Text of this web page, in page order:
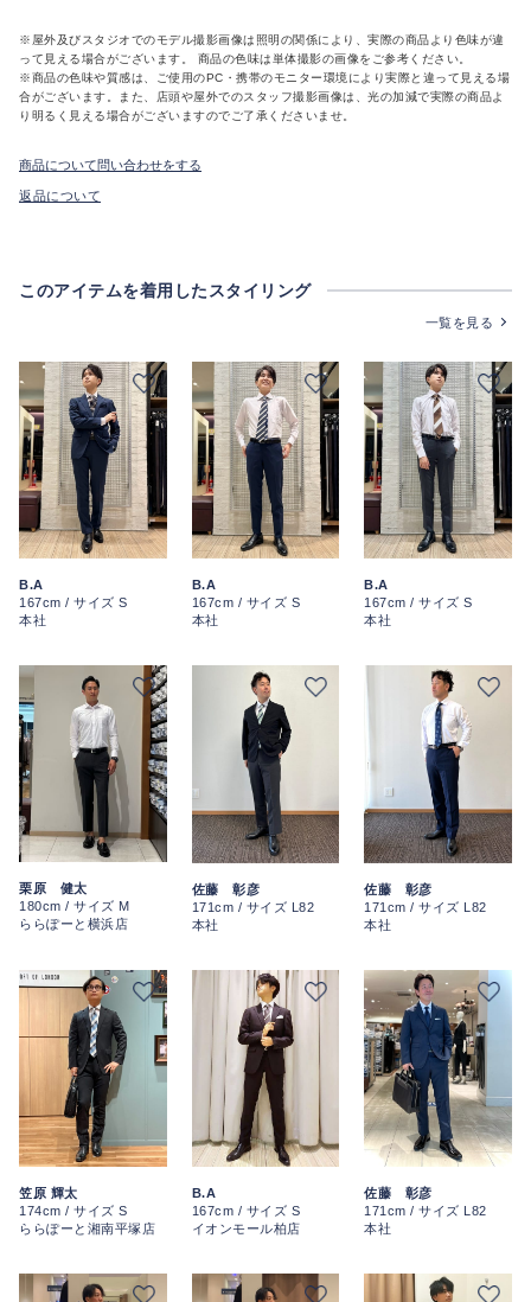
※屋外及びスタジオでのモデル撮影画像は照明の関係により、実際の商品より色味が違
って見える場合がございます。 商品の色味は単体撮影の画像をご参考ください。
※商品の色味や質感は、ご使用のPC・携帯のモニター環境により実際と違って見える場
合がございます。また、店頭や屋外でのスタッフ撮影画像は、光の加減で実際の商品よ
り明るく見える場合がございますのでご了承くださいませ。
商品について問い合わせをする
返品について
このアイテムを着用したスタイリング
一覧を見る
B.A
167cm / サイズ S
本社
B.A
167cm / サイズ S
本社
B.A
167cm / サイズ S
本社
栗原 健太
180cm / サイズ M
ららぽーと横浜店
佐藤 彰彦
171cm / サイズ L82
本社
佐藤 彰彦
171cm / サイズ L82
本社
笠原 輝太
174cm / サイズ S
ららぽーと湘南平塚店
B.A
167cm / サイズ S
イオンモール柏店
佐藤 彰彦
171cm / サイズ L82
本社